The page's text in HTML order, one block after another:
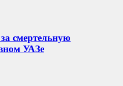
смертельную
УАЗе